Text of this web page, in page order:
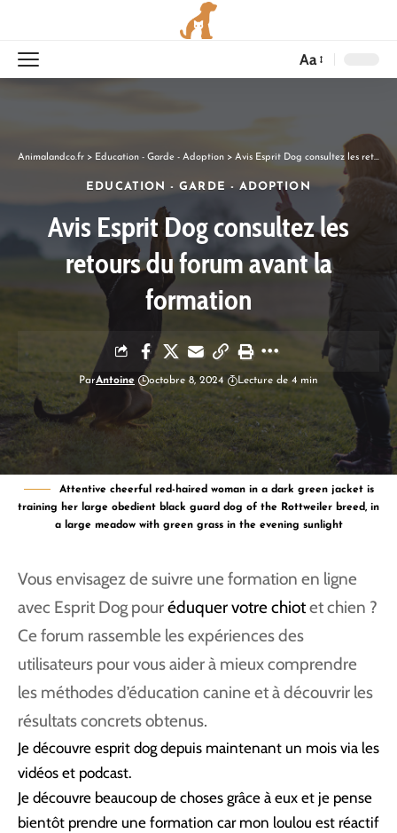
Aa
Animalandco.fr > Education - Garde - Adoption > Avis Esprit Dog consultez les retours du forum avant la formation
EDUCATION - GARDE - ADOPTION
Avis Esprit Dog consultez les
retours du forum avant la
formation
ParAntoine octobre 8, 2024 Lecture de 4 min
Attentive cheerful red-haired woman in a dark green jacket is
training her large obedient black guard dog of the Rottweiler breed, in
a large meadow with green grass in the evening sunlight
Vous envisagez de suivre une formation en ligne
avec Esprit Dog pouréduquer votre chiotet chien ?
Ce forum rassemble les expériences des
utilisateurs pour vous aider à mieux comprendre
les méthodes d’éducation canine et à découvrir les
résultats concrets obtenus.
Je découvre esprit dog depuis maintenant un mois via les
vidéos et podcast.
Je découvre beaucoup de choses grâce à eux et je pense
bientôt prendre une formation car mon loulou est réactif